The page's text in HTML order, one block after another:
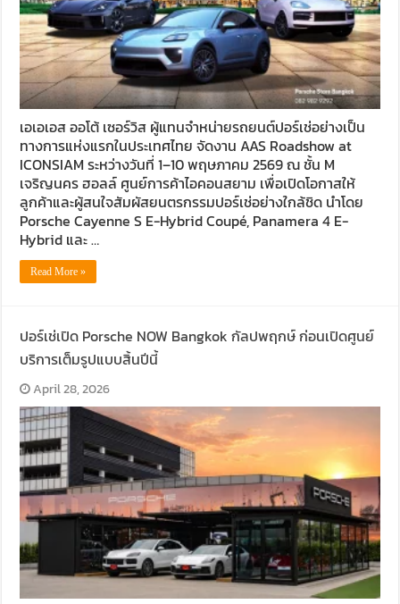
เอเอเอส ออโต้ เซอร์วิส ผู้แทนจำหน่ายรถยนต์ปอร์เช่อย่างเป็น
ทางการแห่งแรกในประเทศไทย จัดงาน AAS Roadshow at
ICONSIAM ระหว่างวันที่ 1–10 พฤษภาคม 2569 ณ ชั้น M
เจริญนคร ฮอลล์ ศูนย์การค้าไอคอนสยาม เพื่อเปิดโอกาสให้
ลูกค้าและผู้สนใจสัมผัสยนตรกรรมปอร์เช่อย่างใกล้ชิด นำโดย
Porsche Cayenne S E-Hybrid Coupé, Panamera 4 E-
Hybrid และ …
Read More »
ปอร์เช่เปิด Porsche NOW Bangkok กัลปพฤกษ์ ก่อนเปิดศูนย์
บริการเต็มรูปแบบสิ้นปีนี้
April 28, 2026